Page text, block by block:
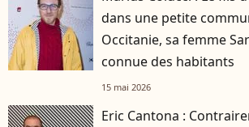
dans une petite
Occitanie, sa femme
connue des habitants
15 mai 2026
Eric Cantona :